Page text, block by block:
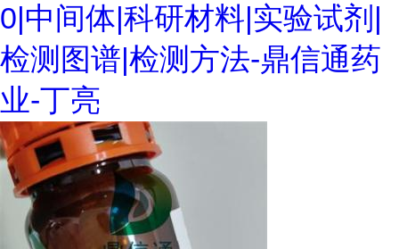
0|中间体|科研材料|实验试剂|
检测图谱|检测方法-鼎信通药
业-丁亮